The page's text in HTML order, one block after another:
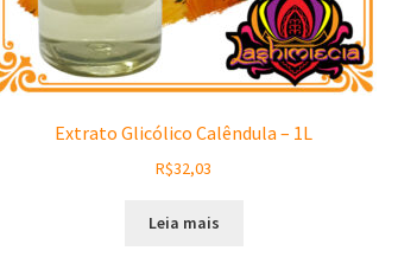
Extrato Glicólico Calêndula – 1L
R$32,03
Leia mais